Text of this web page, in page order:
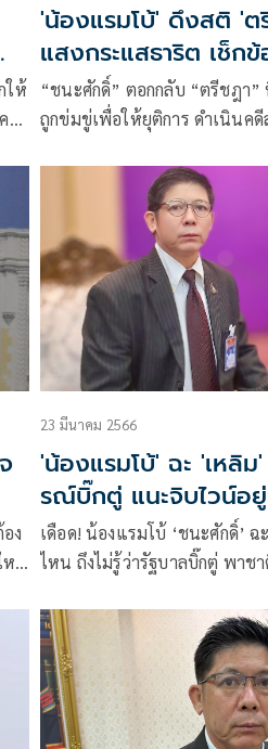
ให้
ดี
'น้องแรมโบ้' ดึงสติ 'ต
แสงกระแสธาริต เช็ก
ปล่อยข่าวมั่ว
“ชนะศักดิ์” ตอกกลับ “ตรีชฎา”
ถูกข่มขู่เพื่อให้ยุติการ ดำเนินค
ออกมาปรามอย่าเอาข่าวมั่วแถ
จะเบื่อทั้งคนทั้งพรรคได้
ง
หม่
23 มีนาคม 2566
'น้องแรมโบ้' ฉะ 'เหลิ
รณ์บิ๊กตู่ แนะจิบไวน์อ
เดือด! น้องแรมโบ้ ‘ชนะศักดิ์’
ไหน ถึงไม่รู้ว่ารัฐบาลบิ๊กตู่ พาช
กับทารกทางการเมือง เตือนเจ้า
หาเสียง ระวังเพื่อไทยจะไปไม่ก